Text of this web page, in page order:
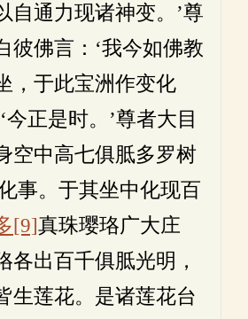
自通力现诸神变。’尊
彼佛言：‘我今如佛教
，于此宝洲作变化
今正是时。’尊者大目
空中高七俱胝多罗树
事。于其坐中化现百
[9]真珠璎珞广大庄
各出百千俱胝光明，
生莲花。是诸莲花台